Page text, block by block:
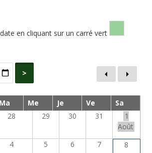
en cliquant sur un carré vert
>
Ma Me Je Ve
Sa
28 29 30 31
1
Août
4 5 6 7 8